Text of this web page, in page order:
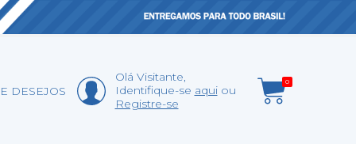
DESEJOS
Olá Visitante,
Identifique-se aqui
Registre-se
0